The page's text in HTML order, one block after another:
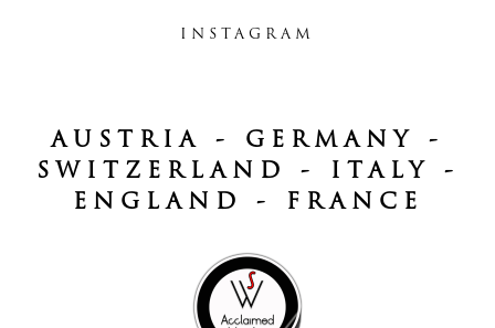
INSTAGRAM
AUSTRIA - GERMANY -
SWITZERLAND - ITALY -
ENGLAND - FRANCE